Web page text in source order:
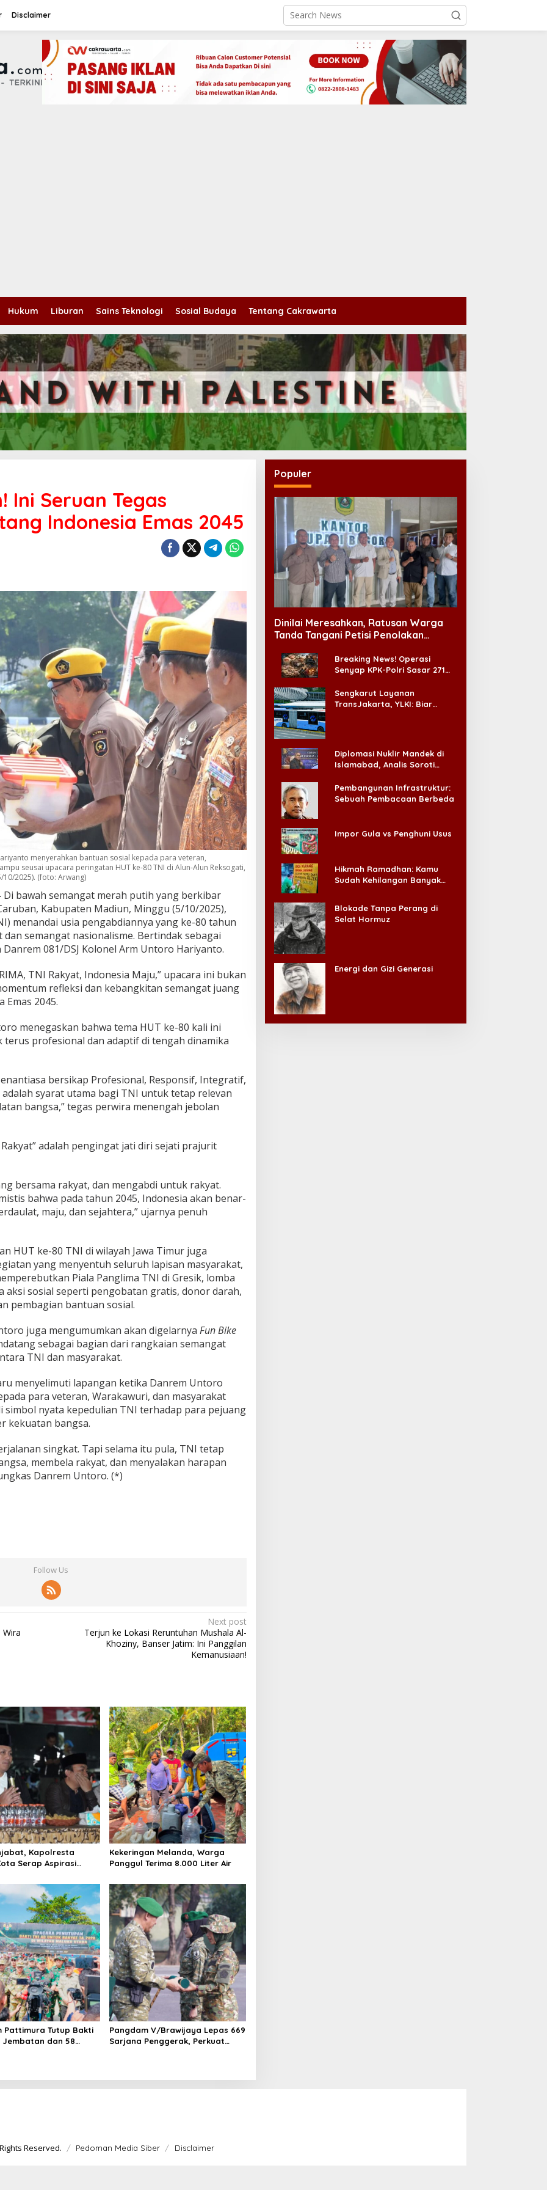
Disclaimer
Hukum Liburan Sains Teknologi Sosial Budaya Tentang Cakrawarta
Ini Seruan Tegas
Indonesia Emas 2045
menyerahkan bantuan sosial kepada para veteran,
seusai upacara peringatan HUT ke-80 TNI di Alun-Alun Reksogati,
10/2025). (foto: Arwang)
Di bawah semangat merah putih yang berkibar
Kabupaten Madiun, Minggu (5/10/2025),
menandai usia pengabdiannya yang ke-80 tahun
semangat nasionalisme. Bertindak sebagai
081/DSJ Kolonel Arm Untoro Hariyanto.
TNI Rakyat, Indonesia Maju,” upacara ini bukan
refleksi dan kebangkitan semangat juang
Emas 2045.
menegaskan bahwa tema HUT ke-80 kali ini
profesional dan adaptif di tengah dinamika
bersikap Profesional, Responsif, Integratif,
syarat utama bagi TNI untuk tetap relevan
bangsa,” tegas perwira menengah jebolan
adalah pengingat jati diri sejati prajurit
bersama rakyat, dan mengabdi untuk rakyat.
bahwa pada tahun 2045, Indonesia akan benar-
maju, dan sejahtera,” ujarnya penuh
HUT ke-80 TNI di wilayah Jawa Timur juga
yang menyentuh seluruh lapisan masyarakat,
Piala Panglima TNI di Gresik, lomba
aksi sosial seperti pengobatan gratis, donor darah,
pembagian bantuan sosial.
juga mengumumkan akan digelarnya Fun Bike
sebagai bagian dari rangkaian semangat
TNI dan masyarakat.
menyelimuti lapangan ketika Danrem Untoro
para veteran, Warakawuri, dan masyarakat
simbol nyata kepedulian TNI terhadap para pejuang
kekuatan bangsa.
singkat. Tapi selama itu pula, TNI tetap
membela rakyat, dan menyalakan harapan
Danrem Untoro. (*)
Follow Us
Wira
Next post
Terjun ke Lokasi Reruntuhan Mushala Al-
Khoziny, Banser Jatim: Ini Panggilan
Kemanusiaan!
Kapolresta
Serap Aspirasi
Kekeringan Melanda, Warga
Panggul Terima 8.000 Liter Air
Pattimura Tutup Bakti
Jembatan dan 58
Pangdam V/Brawijaya Lepas 669
Sarjana Penggerak, Perkuat
Populer
Dinilai Meresahkan, Ratusan Warga
Tanda Tangani Petisi Penolakan
Breaking News! Operasi
Senyap KPK-Polri Sasar 271
Ada ‘Badai Pemeriksaan’
Sengkarut Layanan
TransJakarta, YLKI: Biar
Diplomasi Nuklir Mandek di
Islamabad, Analis Soroti
Pembangunan Infrastruktur:
Sebuah Pembacaan Berbeda
Impor Gula vs Penghuni Usus
Hikmah Ramadhan: Kamu
Sudah Kehilangan Banyak
Blokade Tanpa Perang di
Selat Hormuz
Energi dan Gizi Generasi
Reserved. Pedoman Media Siber Disclaimer